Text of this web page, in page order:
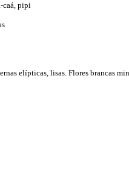
caá, pipi
elípticas, lisas. Flores brancas